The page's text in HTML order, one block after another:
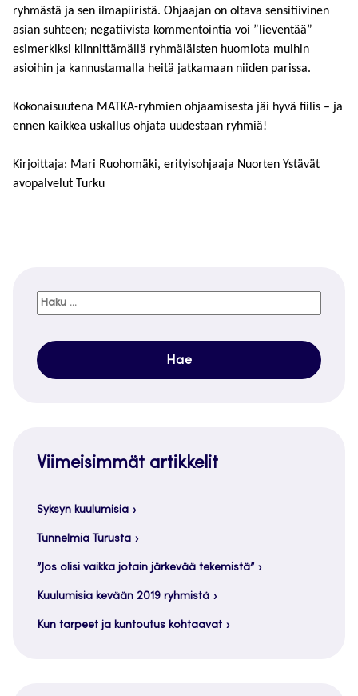
ryhmästä ja sen ilmapiiristä. Ohjaajan on oltava sensitiivinen
asian suhteen; negatiivista kommentointia voi ”lieventää”
esimerkiksi kiinnittämällä ryhmäläisten huomiota muihin
asioihin ja kannustamalla heitä jatkamaan niiden parissa.
Kokonaisuutena MATKA-ryhmien ohjaamisesta jäi hyvä fiilis – ja
ennen kaikkea uskallus ohjata uudestaan ryhmiä!
Kirjoittaja: Mari Ruohomäki, erityisohjaaja Nuorten Ystävät
avopalvelut Turku
Haku:
Viimeisimmät artikkelit
Syksyn kuulumisia
Tunnelmia Turusta
”Jos olisi vaikka jotain järkevää tekemistä”
Kuulumisia kevään 2019 ryhmistä
Kun tarpeet ja kuntoutus kohtaavat